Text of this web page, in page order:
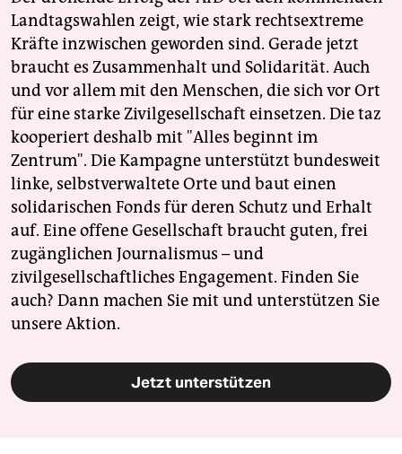
Landtagswahlen zeigt, wie stark rechtsextreme
Kräfte inzwischen geworden sind. Gerade jetzt
braucht es Zusammenhalt und Solidarität. Auch
und vor allem mit den Menschen, die sich vor Ort
für eine starke Zivilgesellschaft einsetzen. Die taz
kooperiert deshalb mit "Alles beginnt im
Zentrum". Die Kampagne unterstützt bundesweit
linke, selbstverwaltete Orte und baut einen
solidarischen Fonds für deren Schutz und Erhalt
auf. Eine offene Gesellschaft braucht guten, frei
zugänglichen Journalismus – und
zivilgesellschaftliches Engagement. Finden Sie
auch? Dann machen Sie mit und unterstützen Sie
unsere Aktion.
Jetzt unterstützen